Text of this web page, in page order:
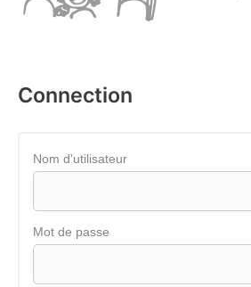
Connection
Nom d'utilisateur
Mot de passe